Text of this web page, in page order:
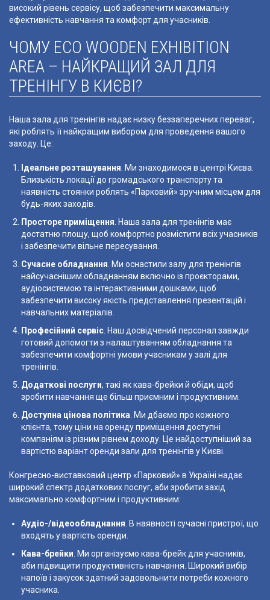
високий рівень сервісу, щоб забезпечити максимальну
ефективність навчання та комфорт для учасників.
ЧОМУ ECO WOODEN EXHIBITION
AREA – НАЙКРАЩИЙ ЗАЛ ДЛЯ
ТРЕНІНГУ В КИЄВІ?
Наша зала для тренінгів надає низку беззаперечних переваг,
які роблять її найкращим вибором для проведення вашого
заходу. Це:
Ідеальне розташування . Ми знаходимося в центрі Києва.
Близькість локації до громадського транспорту та
наявність стоянки роблять «Парковий» зручним місцем для
будь-яких заходів.
Просторе приміщення . Наша зала для тренінгів має
достатню площу, щоб комфортно розмістити всіх учасників
і забезпечити вільне пересування.
Сучасне обладнання . Ми оснастили залу для тренінгів
найсучаснішим обладнанням включно із проєкторами,
аудіосистемою та інтерактивними дошками, щоб
забезпечити високу якість представлення презентацій і
навчальних матеріалів.
Професійний сервіс . Наш досвідчений персонал завжди
готовий допомогти з налаштуванням обладнання та
забезпечити комфортні умови учасникам у залі для
тренінгів.
Додаткові послуги, такі як кава-брейки й обіди, щоб
зробити навчання ще більш приємним і продуктивним.
Доступна цінова політика . Ми дбаємо про кожного
клієнта, тому ціни на оренду приміщення доступні
компаніям із різним рівнем доходу. Це найдоступніший за
вартістю варіант оренди зали для тренінгів у Києві.
Конгресно-виставковий центр «Парковий» в Україні надає
широкий спектр додаткових послуг, аби зробити захід
максимально комфортним і продуктивним:
Аудіо-/відеообладнання . В наявності сучасні пристрої, що
входять у вартість оренди.
Кава-брейки . Ми організуємо кава-брейк для учасників,
аби підвищити продуктивність навчання. Широкий вибір
напоїв і закусок здатний задовольнити потреби кожного
учасника.